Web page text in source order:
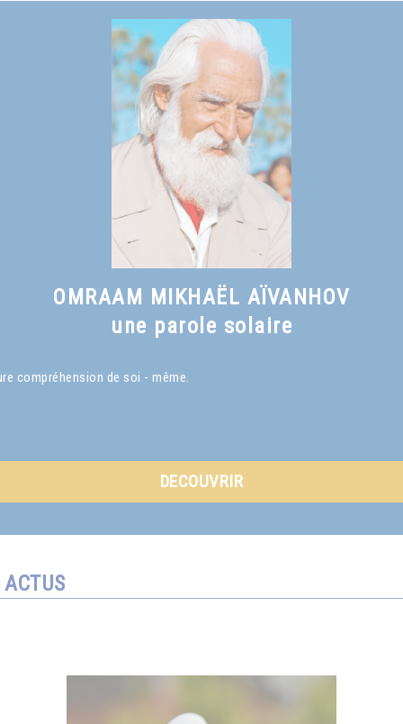
OMRAAM MIKHAËL AÏVANHOV
une parole solaire
compréhension de soi - même.
DECOUVRIR
ACTUS